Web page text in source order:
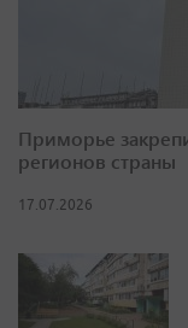
Приморье
регионов страны
17.07.2026